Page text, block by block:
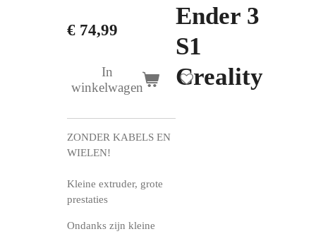
Ender 3
S1
Creality
€ 74,99
In
winkelwagen
ZONDER KABELS EN
WIELEN!
Kleine extruder, grote
prestaties
Ondanks zijn kleine